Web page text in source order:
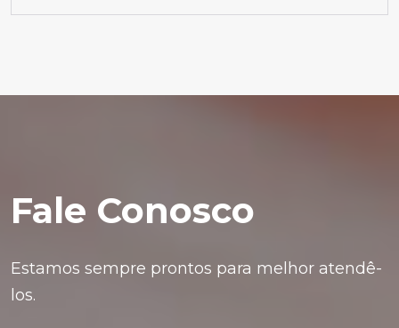
Fale Conosco
Estamos sempre prontos para melhor atendê-
los.